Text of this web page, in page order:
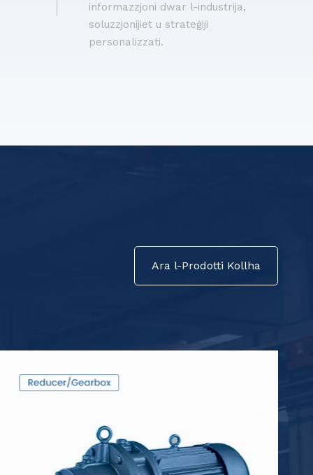
informazzjoni dwar l-industrija,
soluzzjonijiet u strateġiji
personalizzati.
Ara l-Prodotti Kollha